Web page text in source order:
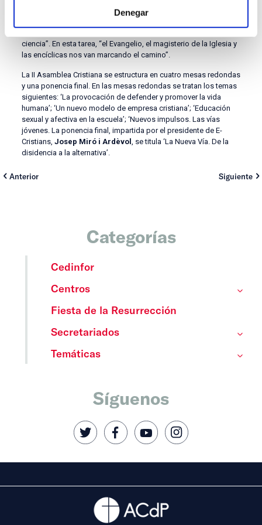
Denegar
alternativa, en suma, al modelo cultural dominante, conforme al
ciencia”. En esta tarea, “el Evangelio, el magisterio de la Iglesia y
las encíclicas nos van marcando el camino”.
La II Asamblea Cristiana se estructura en cuatro mesas redondas
y una ponencia final. En las mesas redondas se tratan los temas
siguientes: ‘La provocación de defender y promover la vida
humana’; ‘Un nuevo modelo de empresa cristiana’; ‘Educación
sexual y afectiva en la escuela’; ‘Nuevos impulsos. Las vías
jóvenes. La ponencia final, impartida por el presidente de E-
Cristians, Josep Miró i Ardèvol , se titula ‘La Nueva Vía. De la
disidencia a la alternativa’.
Anterior Siguiente
Categorías
Cedinfor
Centros
Fiesta de la Resurrección
Secretariados
Temáticas
Síguenos